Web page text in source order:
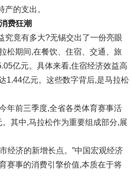
产的支出。
费狂潮
究竟有多大?无锡交出了一份亮眼
松期间,在餐饮、住宿、交通、旅
亿元。具体来看,住宿经济效益高
1.44亿元。这些数字背后,是马拉松
年前三季度,全省各类体育赛事活
其中,马拉松作为重要组成部分,展
经济的新增长点。”中国宏观经济
赛事的消费引擎价值,本质在于将